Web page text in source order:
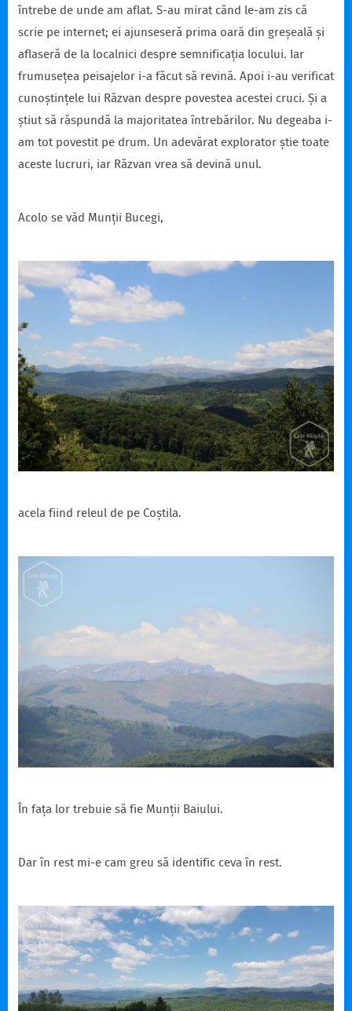
întrebe de unde am aflat. S-au mirat când le-am zis că
scrie pe internet; ei ajunseseră prima oară din greșeală și
aflaseră de la localnici despre semnificația locului. Iar
frumusețea peisajelor i-a făcut să revină. Apoi i-au verificat
cunoștințele lui Răzvan despre povestea acestei cruci. Și a
știut să răspundă la majoritatea întrebărilor. Nu degeaba i-
am tot povestit pe drum. Un adevărat explorator știe toate
aceste lucruri, iar Răzvan vrea să devină unul.
Acolo se văd Munții Bucegi,
acela fiind releul de pe Coștila.
În fața lor trebuie să fie Munții Baiului.
Dar în rest mi-e cam greu să identific ceva în rest.